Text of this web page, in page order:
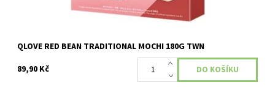
QLOVE RED BEAN TRADITIONAL MOCHI 180G TWN
89,90 Kč